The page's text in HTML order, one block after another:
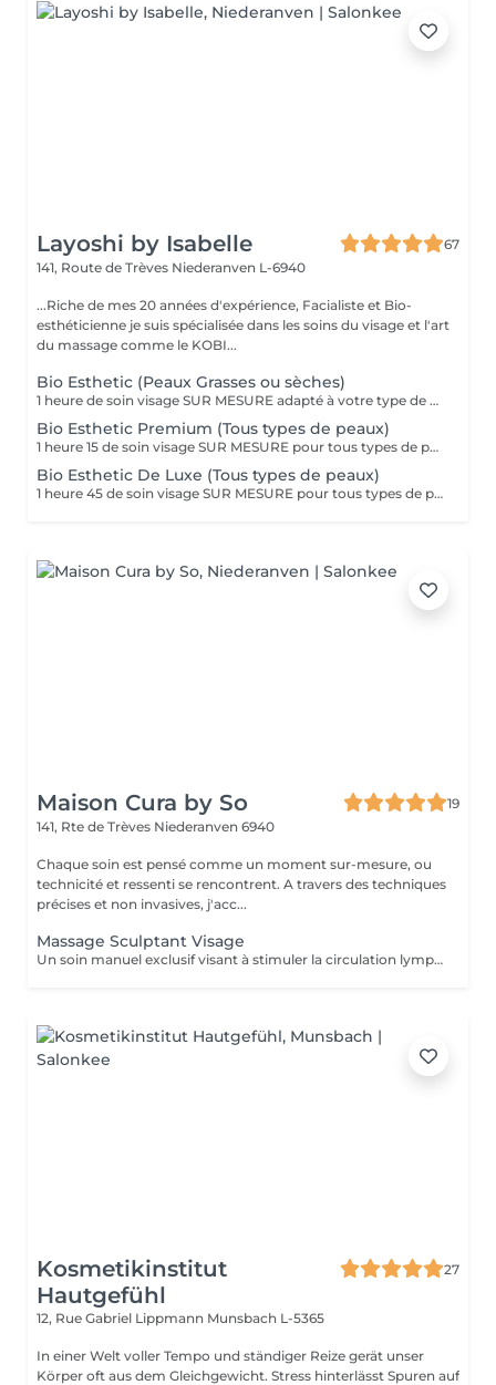
Layoshi by Isabelle
67
141, Route de Trèves Niederanven L-6940
...Riche de mes 20 années d'expérience, Facialiste et Bio-
esthéticienne je suis spécialisée dans les soins du visage et l'art
du massage comme le KOBI...
Bio Esthetic (Peaux Grasses ou sèches)
1 heure de soin visage SUR MESURE adapté à votre type de peau (grasse, mixte ou sèche) Des produits BIO à haute concentration en principes actifs de Plantes et Huiles Essentielles au pouvoir purifiant ou nourrissant pour un résultat adapté à vos besoins, en toute sécurité. Le soin se compose ainsi : Nettoyage, gommage, massage du visage et masque, application d'un contour des yeux, d'un baume pour les lèvres et d'une crème de fin soin. Extraction des comédons sur demande et si nécessaire...
Bio Esthetic Premium (Tous types de peaux)
1 heure 15 de soin visage SUR MESURE pour tous types de peau adapté à VOS besoins lors de votre RDV. Des produits 100% BIO à haute concentration en principes actifs de plantes et huiles essentielles au pouvoir régénérant, calmant, hydratant, revitalisant ou rajeunissant pour un résultat en toute sécurité. Le soin se compose ainsi : nettoyage, gommage, application sérum, massage du visage et masque, application d'un contour des yeux, d'un baume pour les lèvres et d'une crème de fin de soin. Inclus 30 minutes de MASSAGE RELAXANT de la nuque, des épaules, des bras, des mains, du visage et du cuir chevelu. Extraction des comédons sur demande et si nécessaire.
Bio Esthetic De Luxe (Tous types de peaux)
1 heure 45 de soin visage SUR MESURE pour tous types de peau adapté à VOS besoins lors de votre RDV. Des produits 100% BIO à haute concentration en principes actifs de plantes et huiles essentielles au pouvoir régénérant, calmant, hydratant, revitalisant ou rajeunissant pour un résultat en toute sécurité. Le soin se compose ainsi : MASSAGE du DOS, compresses chaudes sur les pieds, nettoyage, gommage, application d'1 sérum, massage du visage et masque, application d'un contour des yeux, d'un baume pour les lèvres et d'une crème de fin de soin. Inclus plus de 30 MINUTES de MASSAGE RELAXANT de la nuque, des bras, des mains , des pieds, du visage et du cuir chevelu. UN VERITABLE MOMENT DE BIEN-ÊTRE pour le corps et l'esprit. Extraction des comédons sur demande et si nécessaire.
Maison Cura by So
19
141, Rte de Trèves Niederanven 6940
Chaque soin est pensé comme un moment sur-mesure, ou
technicité et ressenti se rencontrent. A travers des techniques
précises et non invasives, j'acc...
Massage Sculptant Visage
Un soin manuel exclusif visant à stimuler la circulation lymphatique, décongestionner les tissus et révéler l'éclat naturel du visage. Idéal en cas de traits fatigués, de gonflement, ou de teint terne. Ce soin favorise l'élimination des toxines et de la rétention d'eau accumulés au niveau du visage du cou et du décolleté. L'association du drainage manuel et du travail des fascias, procure un réel moment de détente.
Kosmetikinstitut
Hautgefühl
27
12, Rue Gabriel Lippmann Munsbach L-5365
In einer Welt voller Tempo und ständiger Reize gerät unser
Körper oft aus dem Gleichgewicht. Stress hinterlässt Spuren auf